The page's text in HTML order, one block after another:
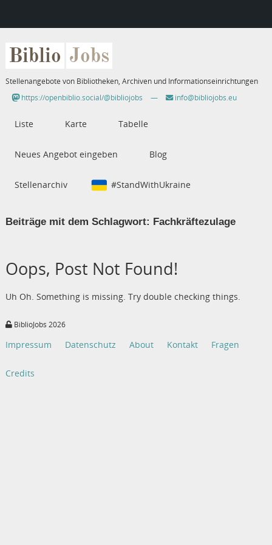
Biblio Jobs
Stellenangebote von Bibliotheken, Archiven und Informationseinrichtungen
https://openbiblio.social/@bibliojobs
— info@bibliojobs.eu
Liste Karte Tabelle
Neues Angebot eingeben Blog
Stellenarchiv #StandWithUkraine
Beiträge mit dem Schlagwort: Fachkräftezulage
Oops, Post Not Found!
Uh Oh. Something is missing. Try double checking things.
BiblioJobs 2026
Impressum Datenschutz About Kontakt Fragen
Credits